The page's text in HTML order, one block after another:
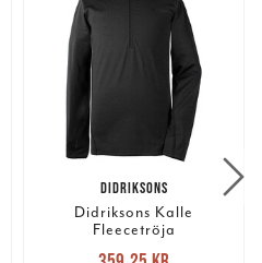
DIDRIKSONS
Didriksons Kalle
Fleecetröja
Nuvarande pris